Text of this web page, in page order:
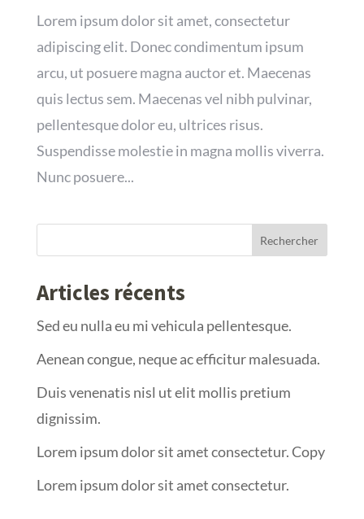
Lorem ipsum dolor sit amet, consectetur
adipiscing elit. Donec condimentum ipsum
arcu, ut posuere magna auctor et. Maecenas
quis lectus sem. Maecenas vel nibh pulvinar,
pellentesque dolor eu, ultrices risus.
Suspendisse molestie in magna mollis viverra.
Nunc posuere...
Articles récents
Sed eu nulla eu mi vehicula pellentesque.
Aenean congue, neque ac efficitur malesuada.
Duis venenatis nisl ut elit mollis pretium
dignissim.
Lorem ipsum dolor sit amet consectetur. Copy
Lorem ipsum dolor sit amet consectetur.